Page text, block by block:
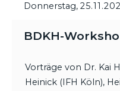
Donnerstag,
BDKH-
Vorträge von Dr. Kai
Heinick (IFH Köln),